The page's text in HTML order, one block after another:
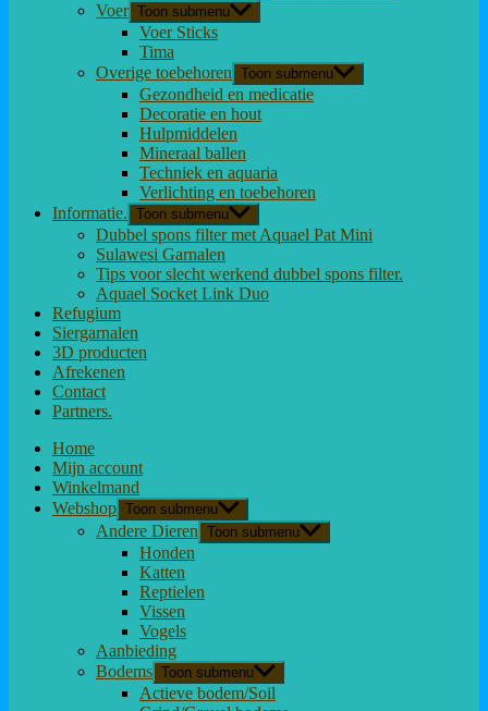
Voer Toon submenu
Voer Sticks
Tima
Overige toebehoren Toon submenu
Gezondheid en medicatie
Decoratie en hout
Hulpmiddelen
Mineraal ballen
Techniek en aquaria
Verlichting en toebehoren
Informatie. Toon submenu
Dubbel spons filter met Aquael Pat Mini
Sulawesi Garnalen
Tips voor slecht werkend dubbel spons filter.
Aquael Socket Link Duo
Refugium
Siergarnalen
3D producten
Afrekenen
Contact
Partners.
Home
Mijn account
Winkelmand
Webshop Toon submenu
Andere Dieren Toon submenu
Honden
Katten
Reptielen
Vissen
Vogels
Aanbieding
Bodems Toon submenu
Actieve bodem/Soil